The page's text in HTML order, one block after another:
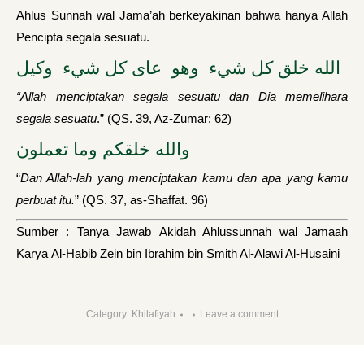
Ahlus Sunnah wal Jama’ah berkeyakinan bahwa hanya Allah
Pencipta segala sesuatu.
الله خلق كل شيء وهو عاى كل شيء وكيل
“Allah menciptakan segala sesuatu dan Dia memelihara
segala sesuatu.” (QS. 39, Az-Zumar: 62)
والله خلقكم وما تعملون
“Dan Allah-lah yang menciptakan kamu dan apa yang kamu
perbuat itu.” (QS. 37, as-Shaffat. 96)
Sumber : Tanya Jawab Akidah Ahlussunnah wal Jamaah
Karya Al-Habib Zein bin Ibrahim bin Smith Al-Alawi Al-Husaini
Category: Khilafiyah Leave a comment